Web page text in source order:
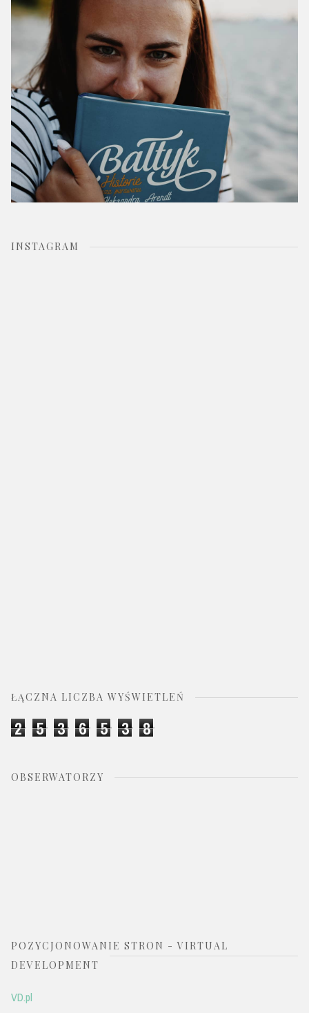
r
INSTAGRAM
ŁĄCZNA LICZBA WYŚWIETLEŃ
2 5 3 6 5 3 8
OBSERWATORZY
POZYCJONOWANIE STRON - VIRTUAL
DEVELOPMENT
VD.pl